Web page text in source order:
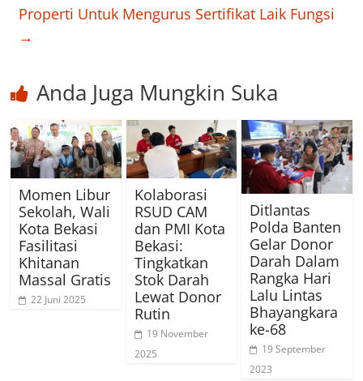
Properti Untuk Mengurus Sertifikat Laik Fungsi
→
Anda Juga Mungkin Suka
Momen Libur
Sekolah, Wali
Kota Bekasi
Fasilitasi
Khitanan
Massal Gratis
22 Juni 2025
Kolaborasi
RSUD CAM
dan PMI Kota
Bekasi:
Tingkatkan
Stok Darah
Lewat Donor
Rutin
19 November
2025
Ditlantas
Polda Banten
Gelar Donor
Darah Dalam
Rangka Hari
Lalu Lintas
Bhayangkara
ke-68
19 September
2023